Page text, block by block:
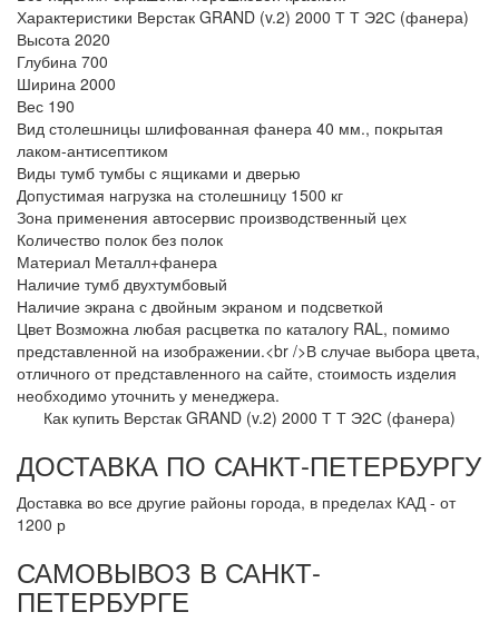
Характеристики Верстак GRAND (v.2) 2000 Т Т Э2С (фанера)
Высота 2020
Глубина 700
Ширина 2000
Вес 190
Вид столешницы шлифованная фанера 40 мм., покрытая
лаком-антисептиком
Виды тумб тумбы с ящиками и дверью
Допустимая нагрузка на столешницу 1500 кг
Зона применения автосервис производственный цех
Количество полок без полок
Материал Металл+фанера
Наличие тумб двухтумбовый
Наличие экрана с двойным экраном и подсветкой
Цвет Возможна любая расцветка по каталогу RAL, помимо
представленной на изображении.<br />В случае выбора цвета,
отличного от представленного на сайте, стоимость изделия
необходимо уточнить у менеджера.
Как купить Верстак GRAND (v.2) 2000 Т Т Э2С (фанера)
ДОСТАВКА ПО САНКТ-ПЕТЕРБУРГУ
Доставка во все другие районы города, в пределах КАД - от
1200 р
САМОВЫВОЗ В САНКТ-
ПЕТЕРБУРГЕ